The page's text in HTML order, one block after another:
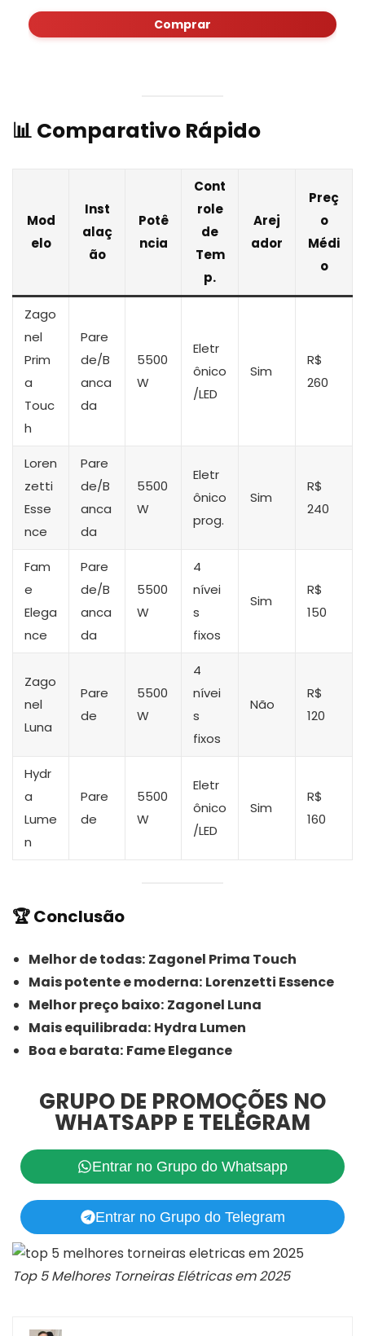
Comprar
📊 Comparativo Rápido
Mod
elo
Inst
alaç
ão
Potê
ncia
Cont
role
de
Tem
p.
Arej
ador
Preç
o
Médi
o
Zago
nel
Prim
a
Touc
h
Pare
de/B
anca
da
5500
W
Eletr
ônico
/LED
Sim
R$
260
Loren
zetti
Esse
nce
Pare
de/B
anca
da
5500
W
Eletr
ônico
prog.
Sim
R$
240
Fam
e
Elega
nce
Pare
de/B
anca
da
5500
W
4
nívei
s
fixos
Sim
R$
150
Zago
nel
Luna
Pare
de
5500
W
4
nívei
s
fixos
Não
R$
120
Hydr
a
Lume
n
Pare
de
5500
W
Eletr
ônico
/LED
Sim
R$
160
🏆 Conclusão
Melhor de todas: Zagonel Prima Touch
Mais potente e moderna: Lorenzetti Essence
Melhor preço baixo: Zagonel Luna
Mais equilibrada: Hydra Lumen
Boa e barata: Fame Elegance
GRUPO DE PROMOÇÕES NO
WHATSAPP E TELEGRAM
Entrar no Grupo do Whatsapp
Entrar no Grupo do Telegram
Top 5 Melhores Torneiras Elétricas em 2025